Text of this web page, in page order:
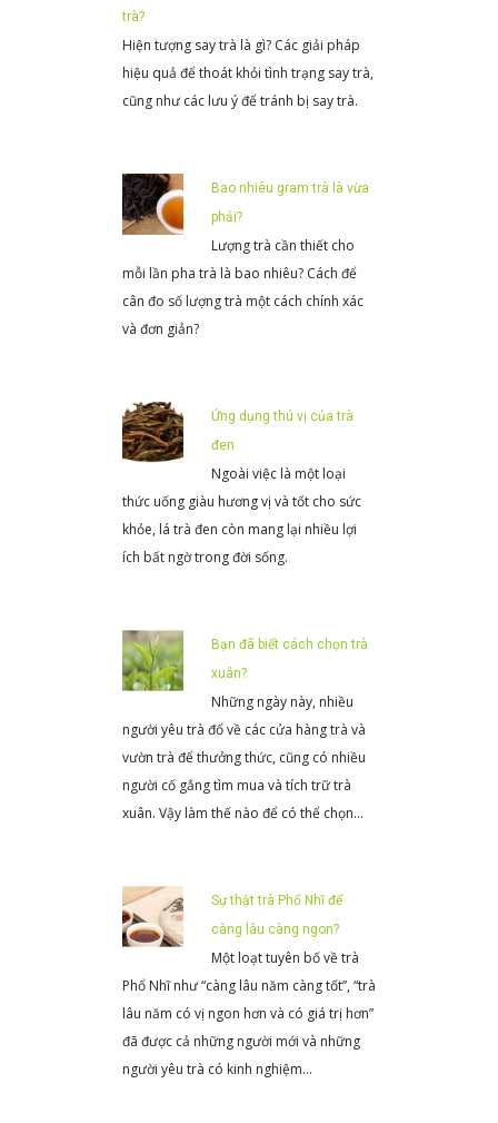
trà?
Hiện tượng say trà là gì? Các giải pháp
hiệu quả để thoát khỏi tình trạng say trà,
cũng như các lưu ý để tránh bị say trà.
Bao nhiêu gram trà là vừa
phải?
Lượng trà cần thiết cho
mỗi lần pha trà là bao nhiêu? Cách để
cân đo số lượng trà một cách chính xác
và đơn giản?
Ứng dụng thú vị của trà
đen
Ngoài việc là một loại
thức uống giàu hương vị và tốt cho sức
khỏe, lá trà đen còn mang lại nhiều lợi
ích bất ngờ trong đời sống.
Bạn đã biết cách chọn trà
xuân?
Những ngày này, nhiều
người yêu trà đổ về các cửa hàng trà và
vườn trà để thưởng thức, cũng có nhiều
người cố gắng tìm mua và tích trữ trà
xuân. Vậy làm thế nào để có thể chọn…
Sự thật trà Phổ Nhĩ để
càng lâu càng ngon?
Một loạt tuyên bố về trà
Phổ Nhĩ như “càng lâu năm càng tốt”, “trà
lâu năm có vị ngon hơn và có giá trị hơn”
đã được cả những người mới và những
người yêu trà có kinh nghiệm…